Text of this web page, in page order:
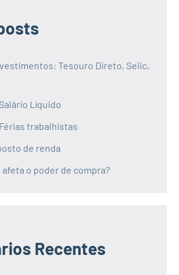
Tesouro Direto, Selic,
Líquido
trabalhistas
de renda
afeta o poder de compra?
Recentes